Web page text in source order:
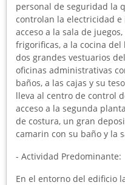
personal de seguridad la
controlan la electricidad
acceso a la sala de
frigorificas, a la cocina
dos grandes vestuarios
oficinas administrativas
baños, a las cajas y su
lleva al centro de control
acceso a la segunda
de costura, un gran
camarin con su baño y la
- Actividad Predominante:
En el entorno del edificio